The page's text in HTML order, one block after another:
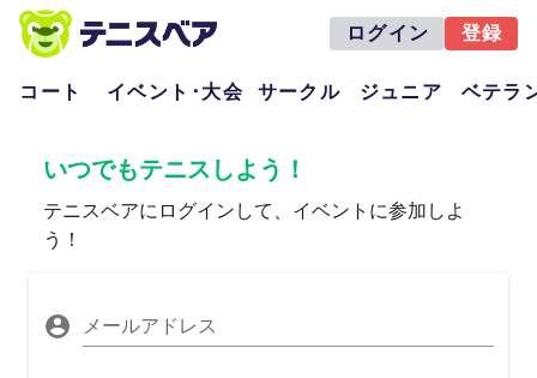
ログイン 登録
コート イベント･大会 サークル ジュニア ベテラ
いつでもテニスしよう！
テニスベアにログインして、イベントに参加しよ
う！
メールアドレス